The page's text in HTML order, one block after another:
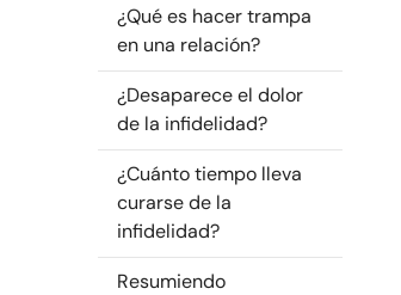
¿Qué es hacer trampa
en una relación?
¿Desaparece el dolor
de la infidelidad?
¿Cuánto tiempo lleva
curarse de la
infidelidad?
Resumiendo